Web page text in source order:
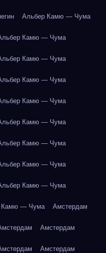
Альбер Камю — Чума
Камю — Чума
Камю — Чума
Камю — Чума
Камю — Чума
Камю — Чума
Камю — Чума
Камю — Чума
Камю — Чума
Камю — Чума Амстердам
Амстердам
Амстердам